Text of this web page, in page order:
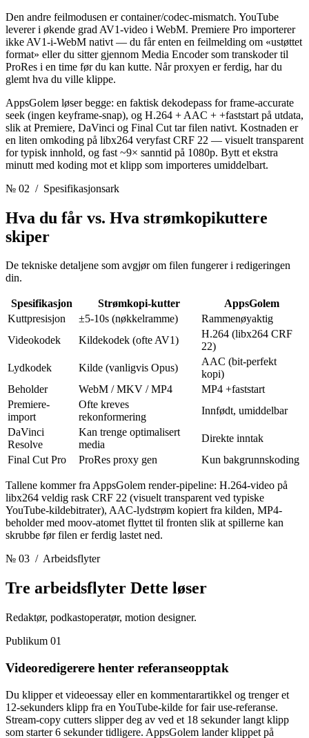
Den andre feilmodusen er container/codec-mismatch. YouTube
leverer i økende grad AV1-video i WebM. Premiere Pro importerer
ikke AV1-i-WebM nativt — du får enten en feilmelding om «ustøttet
format» eller du sitter gjennom Media Encoder som transkoder til
ProRes i en time før du kan kutte. Når proxyen er ferdig, har du
glemt hva du ville klippe.
AppsGolem løser begge: en faktisk dekodepass for frame-accurate
seek (ingen keyframe-snap), og H.264 + AAC + +faststart på utdata,
slik at Premiere, DaVinci og Final Cut tar filen nativt. Kostnaden er
en liten omkoding på libx264 veryfast CRF 22 — visuelt transparent
for typisk innhold, og fast ~9× sanntid på 1080p. Bytt et ekstra
minutt med koding mot et klipp som importeres umiddelbart.
№ 02 / Spesifikasjonsark
Hva du får vs. Hva strømkopikuttere
skiper
De tekniske detaljene som avgjør om filen fungerer i redigeringen
din.
Spesifikasjon Strømkopi-kutter
AppsGolem
Kuttpresisjon
±5-10s (nøkkelramme)
Rammenøyaktig
Videokodek
Kildekodek (ofte AV1)
H.264 (libx264 CRF
22)
Lydkodek
Kilde (vanligvis Opus)
AAC (bit-perfekt
kopi)
Beholder
WebM / MKV / MP4
MP4 +faststart
Premiere-
import
Ofte kreves
rekonformering
Innfødt, umiddelbar
DaVinci
Resolve
Kan trenge optimalisert
media
Direkte inntak
Final Cut Pro
ProRes proxy gen Kun bakgrunnskoding
Tallene kommer fra AppsGolem render-pipeline: H.264-video på
libx264 veldig rask CRF 22 (visuelt transparent ved typiske
YouTube-kildebitrater), AAC-lydstrøm kopiert fra kilden, MP4-
beholder med moov-atomet flyttet til fronten slik at spillerne kan
skrubbe før filen er ferdig lastet ned.
№ 03 / Arbeidsflyter
Tre arbeidsflyter Dette løser
Redaktør, podkastoperatør, motion designer.
Publikum 01
Videoredigerere henter referanseopptak
Du klipper et videoessay eller en kommentarartikkel og trenger et
12-sekunders klipp fra en YouTube-kilde for fair use-referanse.
Stream-copy cutters slipper deg av ved et 18 sekunder langt klipp
som starter 6 sekunder tidligere. AppsGolem lander klippet på